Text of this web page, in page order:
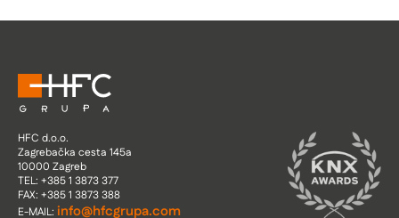
HFC d.o.o.
Zagrebačka cesta 145a
10000 Zagreb
TEL: +385 1 3873 377
FAX: +385 1 3873 388
E-MAIL: info@hfcgrupa.com